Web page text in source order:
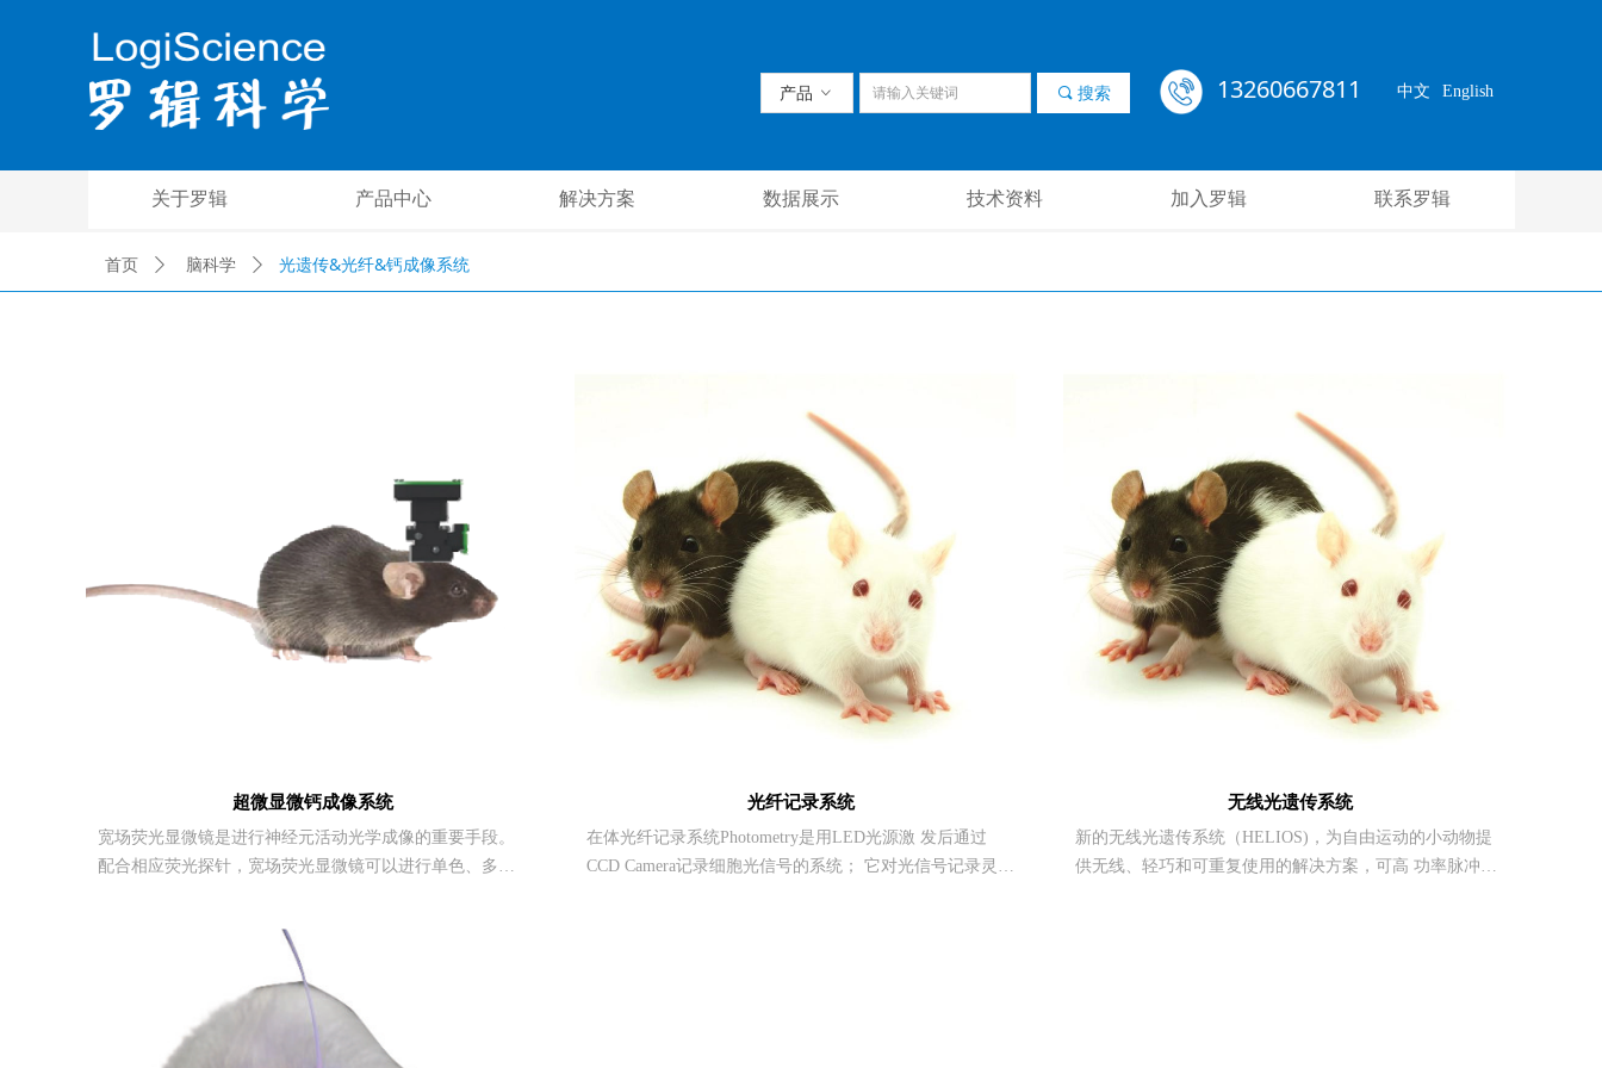
끠 搜索
产品 ꀁ 13260667811 中文 English
关于罗辑 产品中心 解决方案 数据展示 技术资料 加入罗辑 联系罗辑
超微显微钙成像系统
宽场荧光显微镜是进行神经元活动光学成像的重要手段。
配合相应荧光探针，宽场荧光显微镜可以进行单色、多色
微型镜体结构的微型化宽场荧光显微镜，可精确定位目标
区域，极大的提高成像质量，是自由活动动物进行在体神
经活动光学成像的理想方案。目前已经开始应用于国内外
的神经科学研究中。
光纤记录系统
在体光纤记录系统Photometry是用LED光源激 发后通过
CCD Camera记录细胞光信号的系统； 它对光信号记录灵
无线光遗传系统
新的无线光遗传系统（HELIOS)，为自由运动的小动物提
供无线、轻巧和可重复使用的解决方案，可高 功率脉冲光
首页 ꄲ 脑科学 ꄲ 光遗传&光纤&钙成像系统